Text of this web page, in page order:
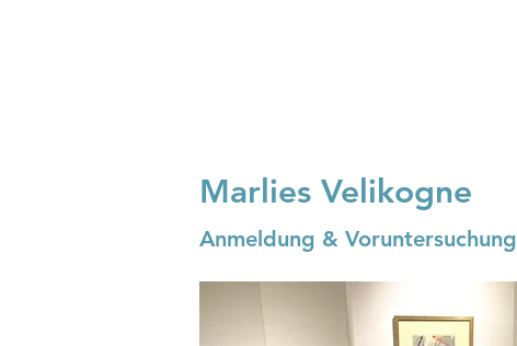
Marlies Velikogne
Anmeldung & Voruntersuchung